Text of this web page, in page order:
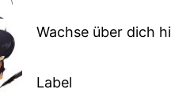
Wachse über dich
Label